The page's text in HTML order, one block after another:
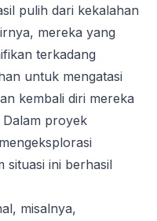
pulih dari kekalahan
mereka yang
terkadang
untuk mengatasi
kembali diri mereka
Dalam proyek
situasi ini berhasil
misalnya,